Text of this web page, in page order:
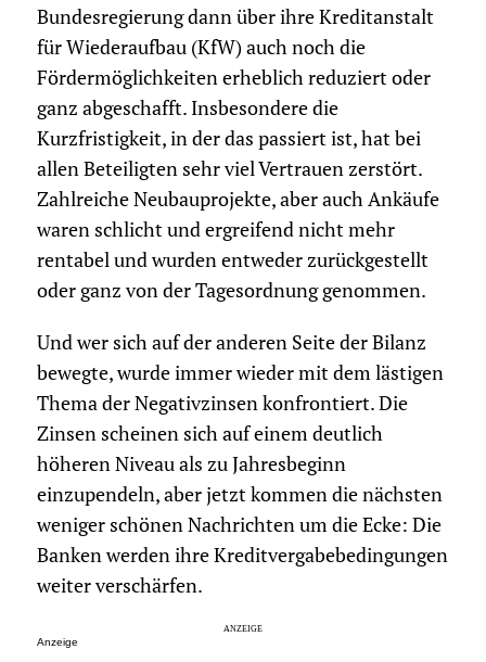
Bundesregierung dann über ihre Kreditanstalt
für Wiederaufbau (KfW) auch noch die
Fördermöglichkeiten erheblich reduziert oder
ganz abgeschafft. Insbesondere die
Kurzfristigkeit, in der das passiert ist, hat bei
allen Beteiligten sehr viel Vertrauen zerstört.
Zahlreiche Neubauprojekte, aber auch Ankäufe
waren schlicht und ergreifend nicht mehr
rentabel und wurden entweder zurückgestellt
oder ganz von der Tagesordnung genommen.
Und wer sich auf der anderen Seite der Bilanz
bewegte, wurde immer wieder mit dem lästigen
Thema der Negativzinsen konfrontiert. Die
Zinsen scheinen sich auf einem deutlich
höheren Niveau als zu Jahresbeginn
einzupendeln, aber jetzt kommen die nächsten
weniger schönen Nachrichten um die Ecke: Die
Banken werden ihre Kreditvergabebedingungen
weiter verschärfen.
Anzeige